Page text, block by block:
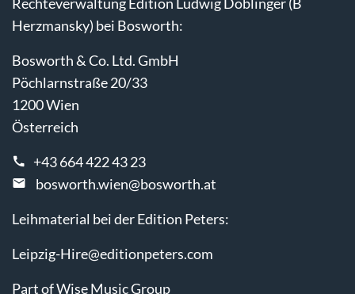
Herzmansky) bei Bosworth:
Bosworth & Co. Ltd. GmbH
Pöchlarnstraße 20/33
1200 Wien
Österreich
+43 664 422 43 23
bosworth.wien@bosworth.at
Leihmaterial bei der Edition Peters:
Leipzig-Hire@editionpeters.com
Part of Wise Music Group